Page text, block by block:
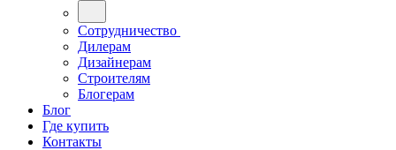
Сотрудничество
Дилерам
Дизайнерам
Строителям
Блогерам
Блог
Где купить
Контакты